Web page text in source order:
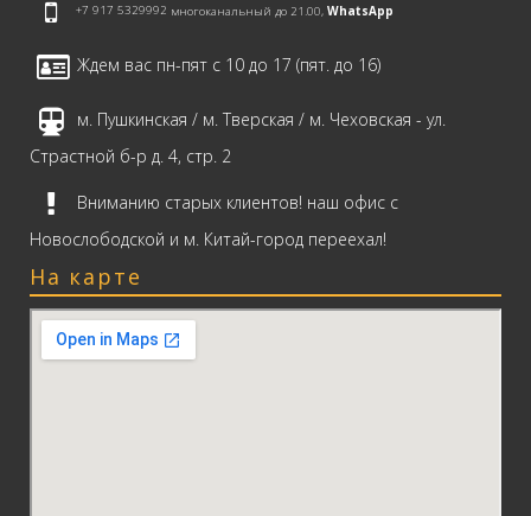
+7 917 5329992 многоканальный до 21.00, WhatsApp
Ждем вас пн-пят с 10 до 17 (пят. до 16)
м. Пушкинская / м. Тверская / м. Чеховская - ул.
Страстной б-р д. 4, стр. 2
Вниманию старых клиентов! наш офис с
Новослободской и м. Китай-город переехал!
На карте